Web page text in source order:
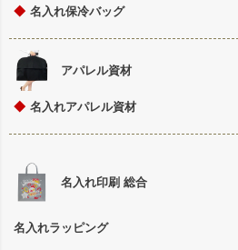
◆ 名入れ保冷バッグ
アパレル資材
◆ 名入れアパレル資材
名入れ印刷 総合
名入れラッピング